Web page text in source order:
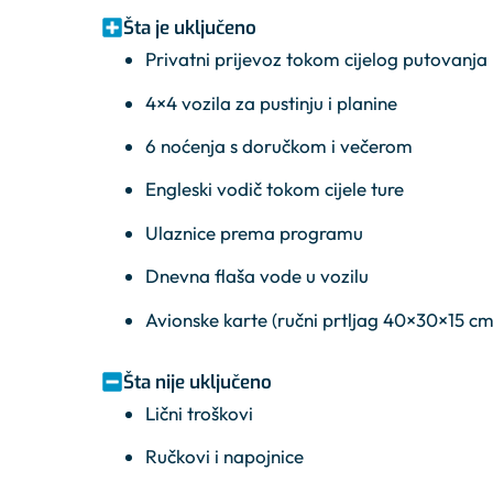
Šta je uključeno
Privatni prijevoz tokom cijelog putovanja
4×4 vozila za pustinju i planine
6 noćenja s doručkom i večerom
Engleski vodič tokom cijele ture
Ulaznice prema programu
Dnevna flaša vode u vozilu
Avionske karte (ručni prtljag 40×30×15
Šta nije uključeno
Lični troškovi
Ručkovi i napojnice